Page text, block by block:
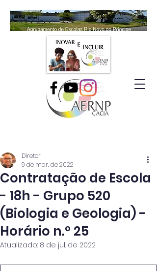
Contratação de Escola
- 18h - Grupo 520
(Biologia e Geologia) -
Horário n.º 25
Diretor
9 de mar. de 2022
Atualizado: 8 de jul. de 2022